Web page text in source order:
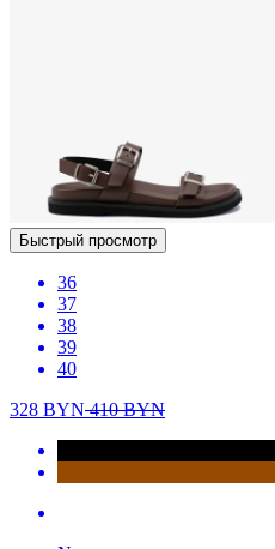
Быстрый просмотр
36
37
38
39
40
328 BYN410BYN